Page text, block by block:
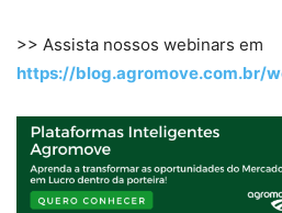
>> Assista nossos webinars em
https://blog.agromove.com.br/